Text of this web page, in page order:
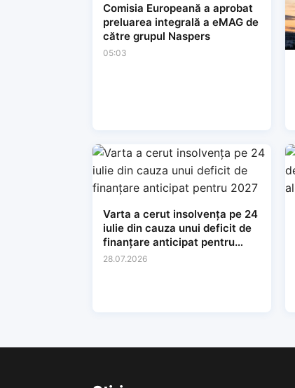
Comisia Europeană a aprobat
preluarea integrală a eMAG de
către grupul Naspers
05:03
Varta a cerut insolvența pe 24
iulie din cauza unui deficit de
finanțare anticipat pentru
2027
28.07.2026